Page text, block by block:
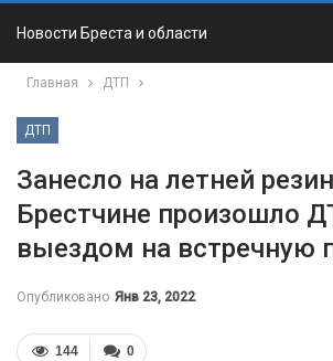
Новости Бреста и области
Главная ДТП
ДТП
Занесло на летней
Брестчине произошло
выездом на встречную
Опубликовано Янв 23, 2022
0
144